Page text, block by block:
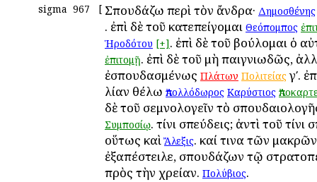
sigma 967 [ Σπουδάζω περὶ τὸν ἄνδρα· Δημοσθένης
. ἐπὶ δὲ τοῦ κατεπείγομαι Θεόπομπος
Ἡροδότου [+]. ἐπὶ δὲ τοῦ βούλομαι ὁ
ἐπιτομῇ. ἐπὶ δὲ τοῦ μὴ παιγνιωδῶς,
ἐσπουδασμένως Πλάτων Πολιτείαςγʹ.
λίαν θέλω Ἀπολλόδωρος Καρύστιος
δὲ τοῦ σεμνολογεῖν τὸ
Συμποσίῳ. τίνι σπεύδεις; ἀντὶ τοῦ τίνι
οὕτως καὶἌλεξις. καί τινα τῶν
ἐξαπέστειλε, σπουδάζων τῷ
πρὸς τὴν χρείαν. Πολύβιος.